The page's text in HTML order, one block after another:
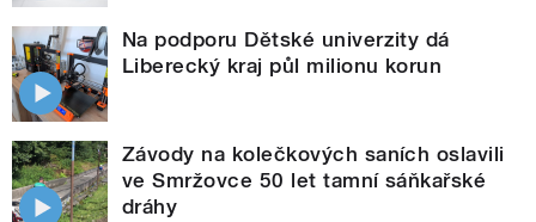
Na podporu Dětské univerzity dá
Liberecký kraj půl milionu korun
Závody na kolečkových saních oslavili
ve Smržovce 50 let tamní sáňkařské
dráhy